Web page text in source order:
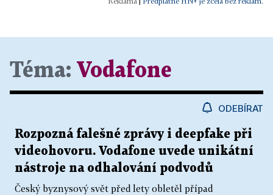
Téma: Vodafone
ODEBÍRAT
Rozpozná falešné zprávy i deepfake při
videohovoru. Vodafone uvede unikátní
nástroje na odhalování podvodů
Český byznysový svět před lety obletěl případ